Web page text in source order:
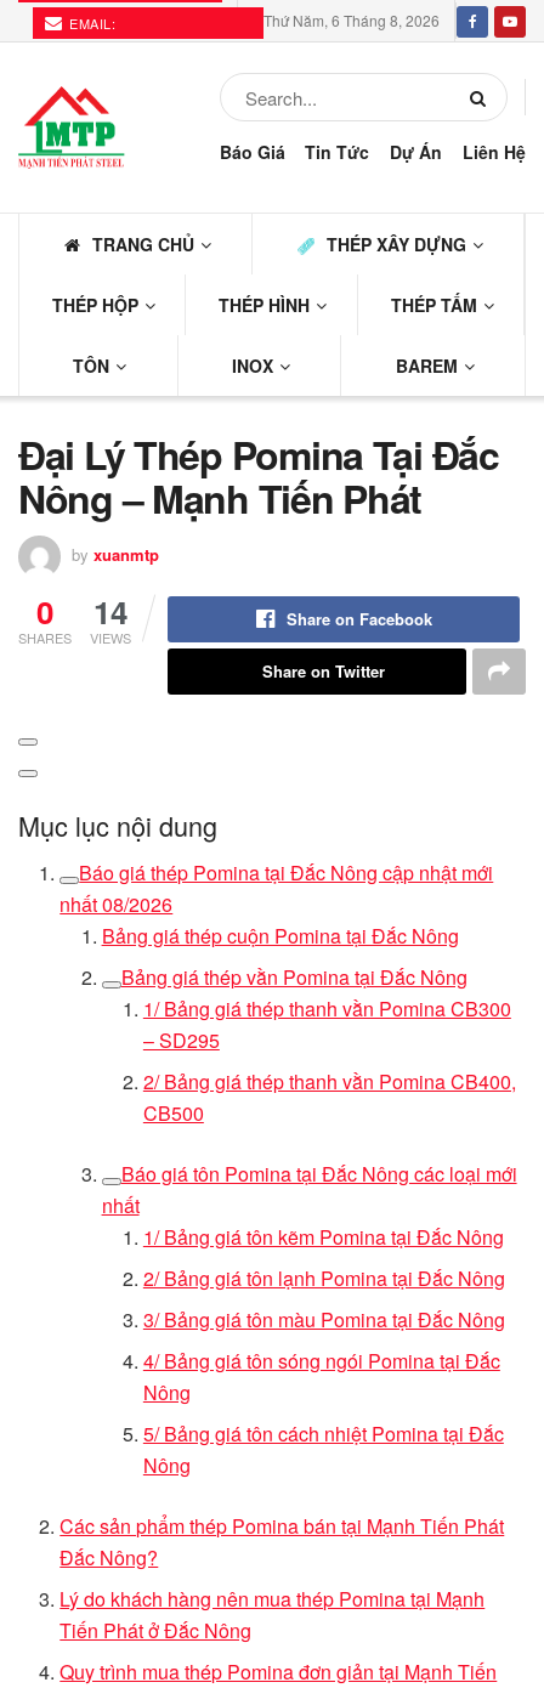
EMAIL:
Thứ Năm, 6 Tháng 8, 2026
Báo Giá Tin Tức Dự Án Liên Hệ
TRANG CHỦ THÉP XÂY DỰNG
THÉP HỘP THÉP HÌNH THÉP TẤM
TÔN INOX BAREM
Đại Lý Thép Pomina Tại Đắc
Nông – Mạnh Tiến Phát
by xuanmtp
0
SHARES
14
VIEWS
Share on Facebook
Share on Twitter
Mục lục nội dung
Báo giá thép Pomina tại Đắc Nông cập nhật mới
nhất 08/2026
Bảng giá thép cuộn Pomina tại Đắc Nông
Bảng giá thép vằn Pomina tại Đắc Nông
1/ Bảng giá thép thanh vằn Pomina CB300
– SD295
2/ Bảng giá thép thanh vằn Pomina CB400,
CB500
Báo giá tôn Pomina tại Đắc Nông các loại mới
nhất
1/ Bảng giá tôn kẽm Pomina tại Đắc Nông
2/ Bảng giá tôn lạnh Pomina tại Đắc Nông
3/ Bảng giá tôn màu Pomina tại Đắc Nông
4/ Bảng giá tôn sóng ngói Pomina tại Đắc
Nông
5/ Bảng giá tôn cách nhiệt Pomina tại Đắc
Nông
Các sản phẩm thép Pomina bán tại Mạnh Tiến Phát
Đắc Nông?
Lý do khách hàng nên mua thép Pomina tại Mạnh
Tiến Phát ở Đắc Nông
Quy trình mua thép Pomina đơn giản tại Mạnh Tiến